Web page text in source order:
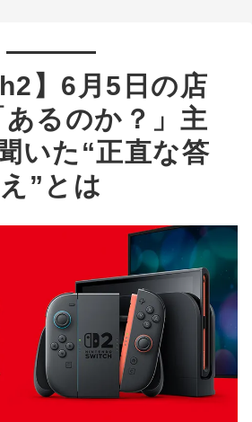
】6月5日の店
あるのか？」主
いた“正直な答
え”とは